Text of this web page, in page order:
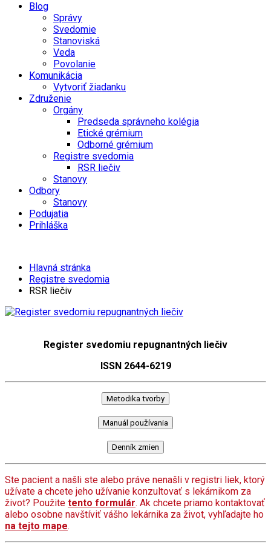
Blog
Správy
Svedomie
Stanoviská
Veda
Povolanie
Komunikácia
Vytvoriť žiadanku
Združenie
Orgány
Predseda správneho kolégia
Etické grémium
Odborné grémium
Registre svedomia
RSR liečiv
Stanovy
Odbory
Stanovy
Podujatia
Prihláška
Hlavná stránka
Registre svedomia
RSR liečiv
Register svedomiu repugnantných liečiv
ISSN 2644-6219
Metodika tvorby
Manuál používania
Denník zmien
Ste pacient a našli ste alebo práve nenašli v registri liek, ktorý
užívate a chcete jeho užívanie konzultovať s lekárnikom za
život? Použite tento formulár. Ak chcete priamo kontaktovať
alebo osobne navštíviť vášho lekárnika za život, vyhľadajte ho
na tejto mape.